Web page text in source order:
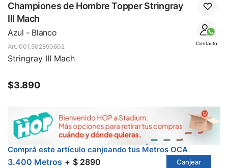
Championes de Hombre Topper Stringray
III Mach
Azul - Blanco
Contacto
001.502890602
Stringray III Mach
$3.890
Comprá este artículo canjeando tus Metros OCA
3.400 Metros $ 2890 Canjear